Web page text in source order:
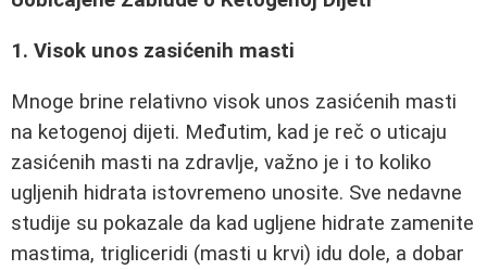
1. Visok unos zasićenih masti
Mnoge brine relativno visok unos zasićenih masti
na ketogenoj dijeti. Međutim, kad je reč o uticaju
zasićenih masti na zdravlje, važno je i to koliko
ugljenih hidrata istovremeno unosite. Sve nedavne
studije su pokazale da kad ugljene hidrate zamenite
mastima, trigliceridi (masti u krvi) idu dole, a dobar